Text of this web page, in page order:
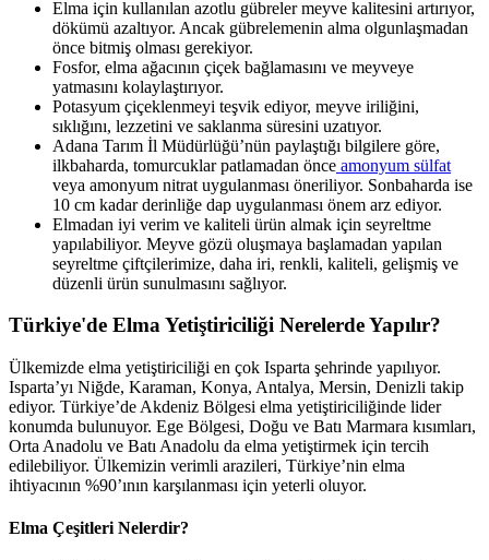
Elma için kullanılan azotlu gübreler meyve kalitesini artırıyor,
dökümü azaltıyor. Ancak gübrelemenin alma olgunlaşmadan
önce bitmiş olması gerekiyor.
Fosfor, elma ağacının çiçek bağlamasını ve meyveye
yatmasını kolaylaştırıyor.
Potasyum çiçeklenmeyi teşvik ediyor, meyve iriliğini,
sıklığını, lezzetini ve saklanma süresini uzatıyor.
Adana Tarım İl Müdürlüğü’nün paylaştığı bilgilere göre,
ilkbaharda, tomurcuklar patlamadan önce amonyum sülfat
veya amonyum nitrat uygulanması öneriliyor. Sonbaharda ise
10 cm kadar derinliğe dap uygulanması önem arz ediyor.
Elmadan iyi verim ve kaliteli ürün almak için seyreltme
yapılabiliyor. Meyve gözü oluşmaya başlamadan yapılan
seyreltme çiftçilerimize, daha iri, renkli, kaliteli, gelişmiş ve
düzenli ürün sunulmasını sağlıyor.
Türkiye'de Elma Yetiştiriciliği Nerelerde Yapılır?
Ülkemizde elma yetiştiriciliği en çok Isparta şehrinde yapılıyor.
Isparta’yı Niğde, Karaman, Konya, Antalya, Mersin, Denizli takip
ediyor. Türkiye’de Akdeniz Bölgesi elma yetiştiriciliğinde lider
konumda bulunuyor. Ege Bölgesi, Doğu ve Batı Marmara kısımları,
Orta Anadolu ve Batı Anadolu da elma yetiştirmek için tercih
edilebiliyor. Ülkemizin verimli arazileri, Türkiye’nin elma
ihtiyacının %90’ının karşılanması için yeterli oluyor.
Elma Çeşitleri Nelerdir?